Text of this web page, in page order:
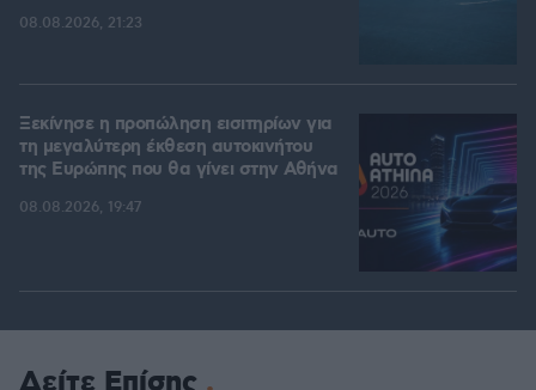
08.08.2026, 21:23
Ξεκίνησε η προπώληση εισιτηρίων για
τη μεγαλύτερη έκθεση αυτοκινήτου
της Ευρώπης που θα γίνει στην Αθήνα
08.08.2026, 19:47